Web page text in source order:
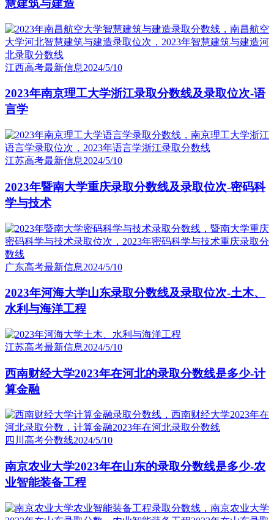
慧建筑与建造
江西高考最新信息2024/5/10
2023年南京理工大学浙江录取分数线及录取位次-语
言学
江苏高考最新信息2024/5/10
2023年暨南大学重庆录取分数线及录取位次-密码科
学与技术
广东高考最新信息2024/5/10
2023年河海大学山东录取分数线及录取位次-土木、
水利与海洋工程
江苏高考最新信息2024/5/10
西南财经大学2023年在河北的录取分数线是多少-计
算金融
四川高考分数线2024/5/10
南京农业大学2023年在山东的录取分数线是多少-农
业智能装备工程